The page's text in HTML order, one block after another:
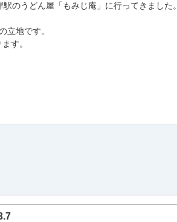
のうどん屋「もみじ庵」に行ってきました。
立地です。
す。